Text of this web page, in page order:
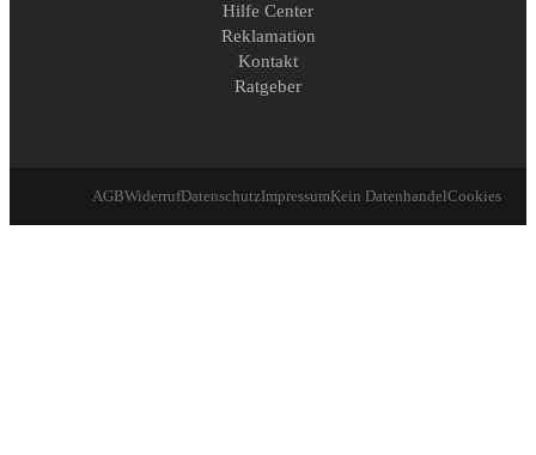
Hilfe Center
Reklamation
Kontakt
Ratgeber
AGBWiderrufDatenschutzImpressumKein DatenhandelCookies